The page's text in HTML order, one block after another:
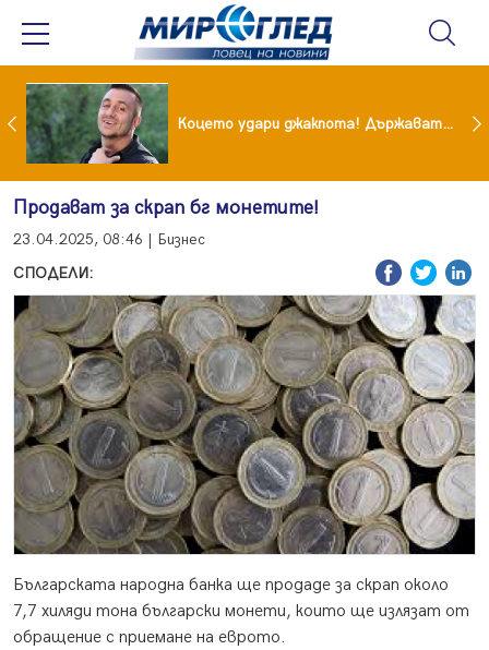
Тишина преди бурята! Защо Саня Армутлиева продължава да мълчи за раздялата с Дара? Коцето удари джакпота! Държавата му плаща 95 000 евро
Продават за скрап бг монетите!
23.04.2025, 08:46 | Бизнес
СПОДЕЛИ:
Българската народна банка ще продаде за скрап около
7,7 хиляди тона български монети, които ще излязат от
обращение с приемане на еврото.